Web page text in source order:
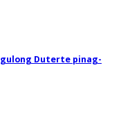
Duterte pinag-